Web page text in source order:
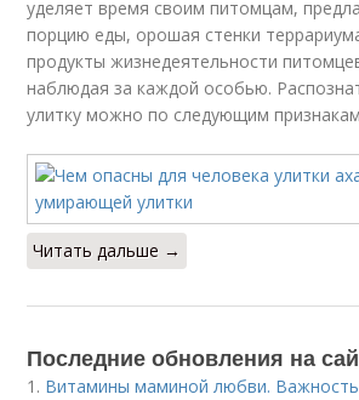
уделяет время своим питомцам,
порцию еды, орошая стенки
продукты жизнедеятельности
наблюдая за каждой особью.
улитку можно по следующим
Читать дальше →
Последние обновления на
1. Витамины маминой любви.